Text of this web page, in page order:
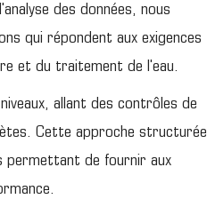
des données, nous
qui répondent aux exigences
et du traitement de l'eau.
allant des contrôles de
Cette approche structurée
permettant de fournir aux